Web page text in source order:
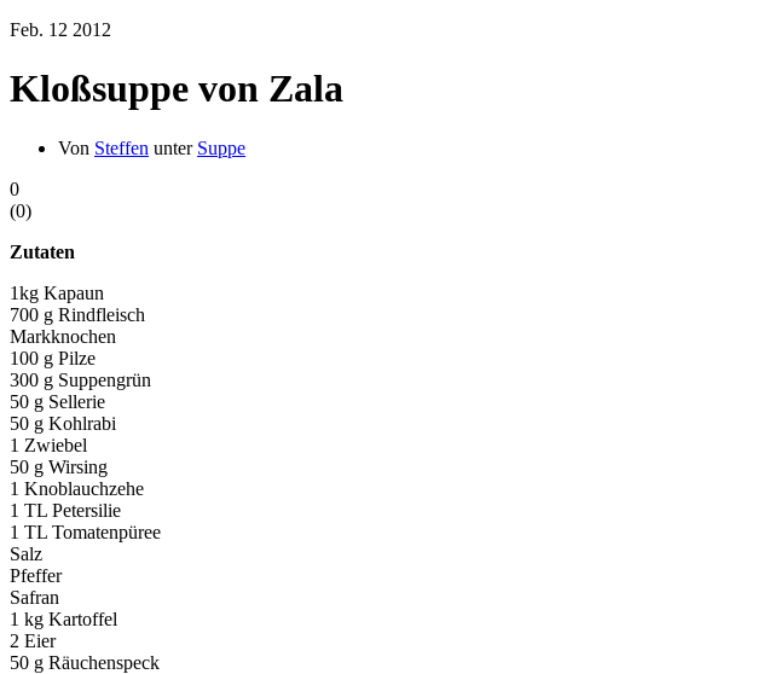
Feb. 12 2012
Kloßsuppe von Zala
Von Steffen unter Suppe
0
(0)
Zutaten
1kg Kapaun
700 g Rindfleisch
Markknochen
100 g Pilze
300 g Suppengrün
50 g Sellerie
50 g Kohlrabi
1 Zwiebel
50 g Wirsing
1 Knoblauchzehe
1 TL Petersilie
1 TL Tomatenpüree
Salz
Pfeffer
Safran
1 kg Kartoffel
2 Eier
50 g Räuchenspeck